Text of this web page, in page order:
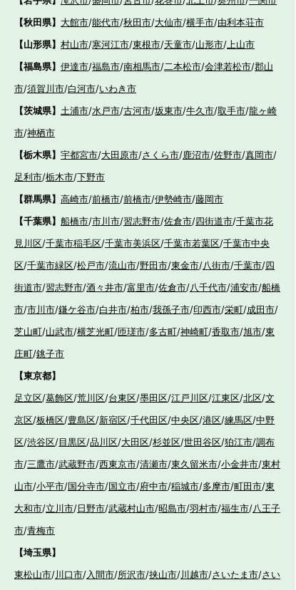
【秋田県】 大館市/能代市/秋田市/大仙市/横手市/由利本荘市
【山形県】 村山市/寒河江市/東根市/天童市/山形市/ 上山市
【福島県】 伊達市/福島市/南相馬市/二本松市/会津若松市/郡山
市/須賀川市/白河市/いわき市
【茨城県】 土浦市/水戸市/古河市/坂東市/牛久市/取手市/龍ヶ崎
市/神栖市
【栃木県】 宇都宮市/大田原市/さくら市/鹿沼市/佐野市/真岡市/
足利市/栃木市/下野市
【群馬県】 高崎市/前橋市/前橋市/伊勢崎市/藤岡市
【千葉県】 船橋市/市川市/習志野市/佐倉市/四街道市/千葉市花
見川区/千葉市稲毛区/千葉市美浜区/千葉市若葉区/千葉市中央
区/千葉市緑区/松戸市/流山市/野田市/東金市/八街市/千葉市/四
街道市/習志野市/酒々井市/富里市/佐倉市/八千代市/浦安市/船橋
市/市川市/鎌ケ谷市/白井市/柏市/我孫子市/印西市/栄町/成田市/
芝山町/山武市/横芝光町/匝瑳市/多古町/神崎町/香取市/旭市/東
庄町/銚子市
【東京都】
足立区/葛飾区/荒川区/台東区/墨田区/江戸川区/江東区/北区/文
京区/板橋区/豊島区/新宿区/千代田区/中央区/港区/練馬区/中野
区/渋谷区/目黒区/品川区/大田区/杉並区/世田谷区/狛江市/調布
市/三鷹市/武蔵野市/西東京市/清瀬市/東久留米市/小金井市/東村
山市/小平市/国分寺市/国立市/府中市/稲城市/多摩市/町田市/東
大和市/立川市/日野市/武蔵村山市/昭島市/羽村市/福生市/八王子
市/青梅市
【埼玉県】
東松山市/川口市/入間市/所沢市/挟山市/川越市/さいたま市/さい